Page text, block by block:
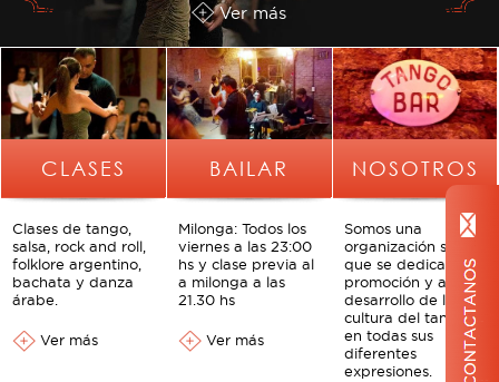
▼
Ver más
CLASES
Clases de tango,
salsa, rock and roll,
folklore argentino,
bachata y danza
árabe.
Ver más
BAILAR
Milonga: Todos los
viernes a las 23:00
hs y clase previa al
a milonga a las
21.30 hs
Ver más
NOSOTROS
Somos una
organización social
que se dedica a la
promoción y al
desarrollo de la
cultura del tango
en todas sus
diferentes
expresiones.